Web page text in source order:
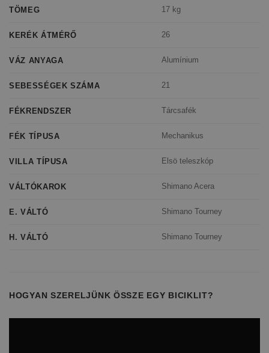
TÖMEG 17 kg
KERÉK ÁTMÉRŐ 26
VÁZ ANYAGA Alumínium
SEBESSÉGEK SZÁMA 21
FÉKRENDSZER Tárcsafék
FÉK TÍPUSA Mechanikus
VILLA TÍPUSA Elsö teleszkóp
VÁLTÓKAROK Shimano Acera
E. VÁLTÓ Shimano Tourney
H. VÁLTÓ Shimano Tourney
HOGYAN SZERELJÜNK ÖSSZE EGY BICIKLIT?